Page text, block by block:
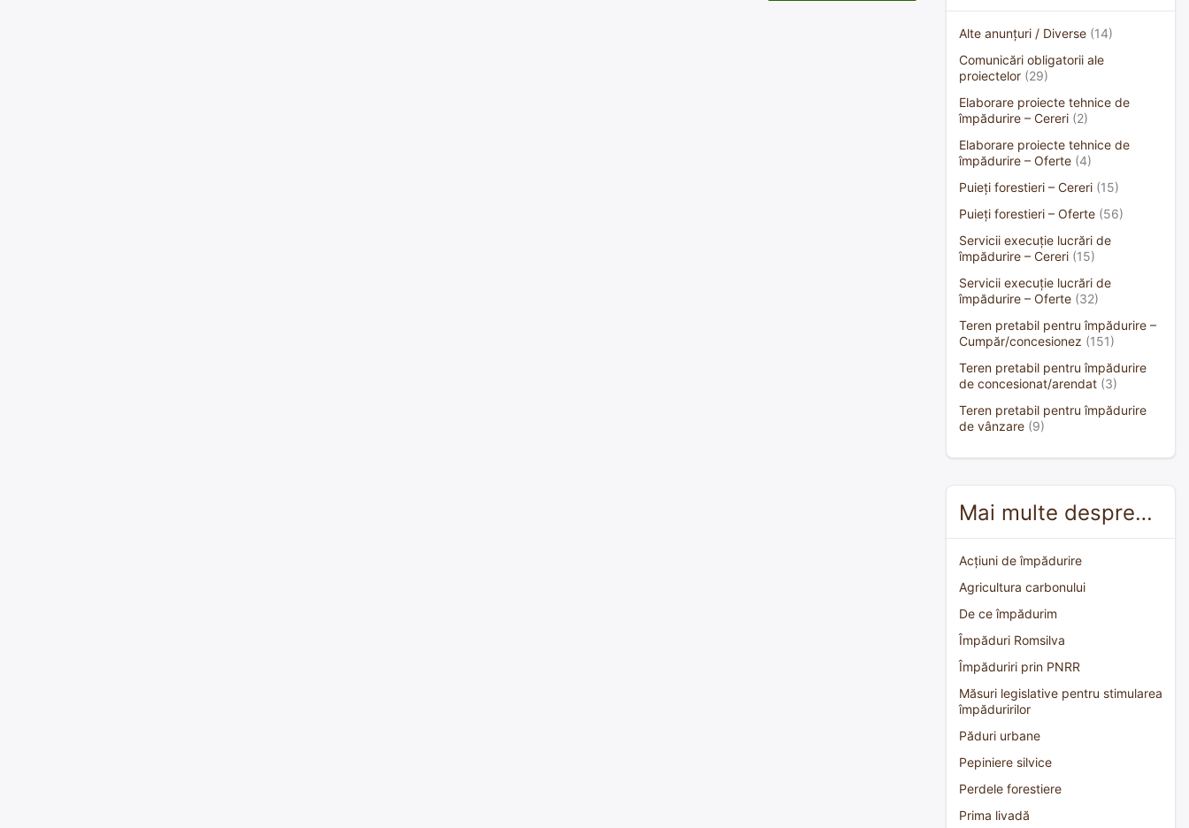
Alte anunțuri / Diverse (14)
Comunicări obligatorii ale
proiectelor (29)
Elaborare proiecte tehnice de
împădurire – Cereri (2)
Elaborare proiecte tehnice de
împădurire – Oferte (4)
Puieți forestieri – Cereri (15)
Puieți forestieri – Oferte (56)
Servicii execuție lucrări de
împădurire – Cereri (15)
Servicii execuție lucrări de
împădurire – Oferte (32)
Teren pretabil pentru împădurire –
Cumpăr/concesionez (151)
Teren pretabil pentru împădurire
de concesionat/arendat (3)
Teren pretabil pentru împădurire
de vânzare (9)
Mai multe despre…
Acțiuni de împădurire
Agricultura carbonului
De ce împădurim
Împăduri Romsilva
Împăduriri prin PNRR
Măsuri legislative pentru stimularea
împăduririlor
Păduri urbane
Pepiniere silvice
Perdele forestiere
Prima livadă